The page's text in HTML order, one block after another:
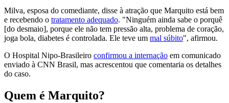
Milva, esposa do comediante, disse à atração que Marquito está bem
e recebendo o tratamento adequado. "Ninguém ainda sabe o porquê
[do desmaio], porque ele não tem pressão alta, problema de coração,
joga bola, diabetes é controlada. Ele teve um mal súbito", afirmou.
O Hospital Nipo-Brasileiro confirmou a internação em comunicado
enviado à CNN Brasil, mas acrescentou que comentaria os detalhes
do caso.
Quem é Marquito?